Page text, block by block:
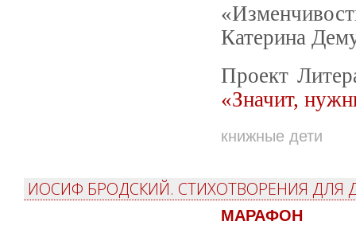
Катерина
Проект
«Значит,
книжные дети
ИОСИФ БРОДСКИЙ. СТИХОТВОРЕНИЯ ДЛЯ
МАРАФОН